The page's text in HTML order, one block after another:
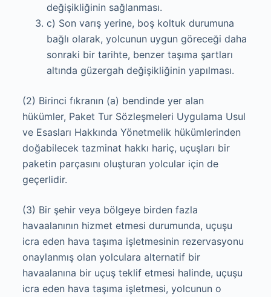
değişikliğinin sağlanması.
c) Son varış yerine, boş koltuk durumuna
bağlı olarak, yolcunun uygun göreceği daha
sonraki bir tarihte, benzer taşıma şartları
altında güzergah değişikliğinin yapılması.
(2) Birinci fıkranın (a) bendinde yer alan
hükümler, Paket Tur Sözleşmeleri Uygulama Usul
ve Esasları Hakkında Yönetmelik hükümlerinden
doğabilecek tazminat hakkı hariç, uçuşları bir
paketin parçasını oluşturan yolcular için de
geçerlidir.
(3) Bir şehir veya bölgeye birden fazla
havaalanının hizmet etmesi durumunda, uçuşu
icra eden hava taşıma işletmesinin rezervasyonu
onaylanmış olan yolculara alternatif bir
havaalanına bir uçuş teklif etmesi halinde, uçuşu
icra eden hava taşıma işletmesi, yolcunun o